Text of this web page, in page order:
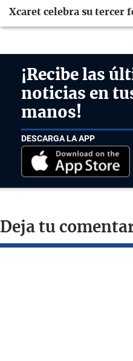
Xcaret celebra su tercer
¡Recibe las
noticias en
manos!
DESCARGA LA APP
Deja tu